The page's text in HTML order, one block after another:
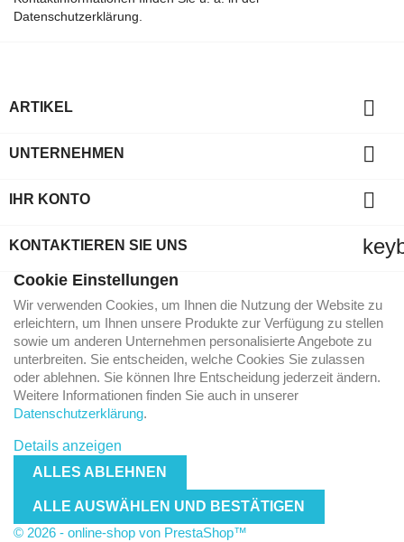
Datenschutzerklärung.
ARTIKEL 
UNTERNEHMEN 
IHR KONTO 
KONTAKTIEREN SIE UNS
Cookie Einstellungen
Wir verwenden Cookies, um Ihnen die Nutzung der Website zu
erleichtern, um Ihnen unsere Produkte zur Verfügung zu stellen
sowie um anderen Unternehmen personalisierte Angebote zu
unterbreiten. Sie entscheiden, welche Cookies Sie zulassen
oder ablehnen. Sie können Ihre Entscheidung jederzeit ändern.
Weitere Informationen finden Sie auch in unserer
Datenschutzerklärung.
Details anzeigen
ALLES ABLEHNEN
ALLE AUSWÄHLEN UND BESTÄTIGEN
© 2026 - online-shop von PrestaShop™